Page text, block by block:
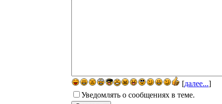
[далее...]
Уведомлять о сообщениях в теме.